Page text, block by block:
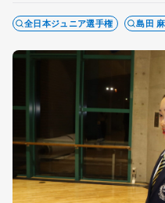
全日本ジュニア選手権 島田